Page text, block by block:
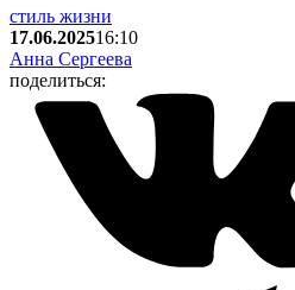
стиль жизни
17.06.202516:10
Анна Сергеева
поделиться: